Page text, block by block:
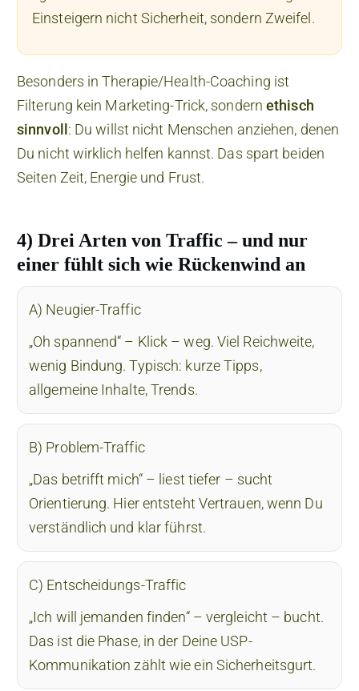
Einsteigern nicht Sicherheit, sondern Zweifel.
Besonders in Therapie/Health-Coaching ist
Filterung kein Marketing-Trick, sondernethisch
sinnvoll : Du willst nicht Menschen anziehen, denen
Du nicht wirklich helfen kannst. Das spart beiden
Seiten Zeit, Energie und Frust.
4) Drei Arten von Traffic – und nur
einer fühlt sich wie Rückenwind an
A) Neugier-Traffic
„Oh spannend“ – Klick – weg. Viel Reichweite,
wenig Bindung. Typisch: kurze Tipps,
allgemeine Inhalte, Trends.
B) Problem-Traffic
„Das betrifft mich“ – liest tiefer – sucht
Orientierung. Hier entsteht Vertrauen, wenn Du
verständlich und klar führst.
C) Entscheidungs-Traffic
„Ich will jemanden finden“ – vergleicht – bucht.
Das ist die Phase, in der Deine USP-
Kommunikation zählt wie ein Sicherheitsgurt.